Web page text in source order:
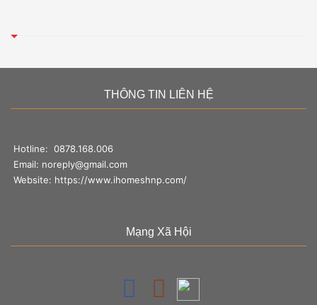
THÔNG TIN LIÊN HỆ
Hotline: 0878.168.006
Email: noreply@gmail.com
Website: https://www.ihomeshnp.com/
Mạng Xã Hội